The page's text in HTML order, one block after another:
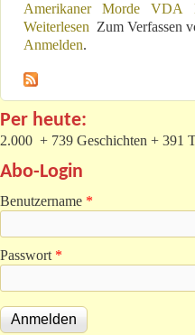
Amerikaner
Morde VDA
Weiterlesen über NAISAS:
Zum Verfassen
Anmelden.
Per heute:
2.000 + 739 Geschichten + 391
Abo-Login
Benutzername *
Passwort *